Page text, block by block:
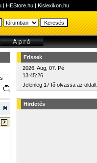
| HEStore.hu | Kislexikon.hu
Frissek
2026. Aug, 07. Pé
13:45:26
Jelenleg 17 fő olvassa az oldalt
Hirdetés